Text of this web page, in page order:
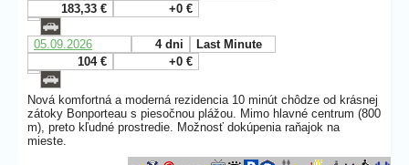
183,33 €
+0 €
05.09.2026 4 dni
Last Minute
104 €
+0 €
Nová komfortná a moderná rezidencia 10 minút chôdze od krásnej
zátoky Bonporteau s piesočnou plážou. Mimo hlavné centrum (800
m), preto kľudné prostredie. Možnosť dokúpenia raňajok na
mieste.